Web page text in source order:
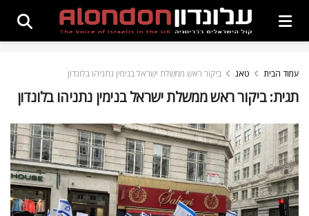
עמוד הבית טאג ביקור ראש ממשלת ישראל בנימין נתניהו בלונדון
תגית:ביקור ראש ממשלת ישראל בנימין נתניהו בלונדון